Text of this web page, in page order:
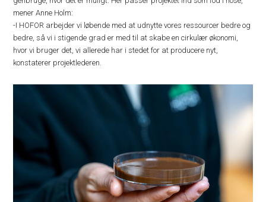
mener Anne Holm:
-I HOFOR arbejder vi løbende med at udnytte vores ressourcer bedre og
bedre, så vi i stigende grad er med til at skabe en cirkulær økonomi,
hvor vi bruger det, vi allerede har i stedet for at producere nyt,
konstaterer projektlederen.